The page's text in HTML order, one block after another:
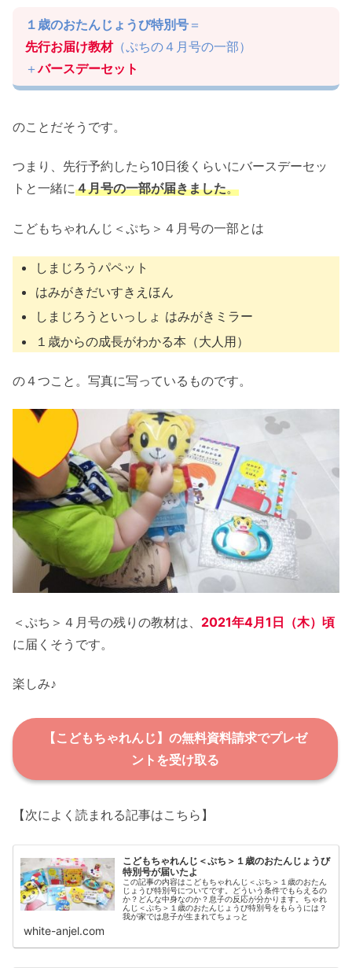
１歳のおたんじょうび特別号 ＝
先行お届け教材（ぷちの４月号の一部）
＋バースデーセット
のことだそうです。
つまり、先行予約したら10日後くらいにバースデーセッ
トと一緒に４月号の一部が届きました。
こどもちゃれんじ＜ぷち＞４月号の一部とは
しまじろうパペット
はみがきだいすきえほん
しまじろうといっしょ はみがきミラー
１歳からの成長がわかる本（大人用）
の４つこと。写真に写っているものです。
＜ぷち＞４月号の残りの教材は、 2021年4月1日（木） 頃
に届くそうです。
楽しみ♪
【こどもちゃれんじ】の無料資料請求でプレゼ
ントを受け取る
【次によく読まれる記事はこちら】
こどもちゃれんじ＜ぷち＞１歳のおたんじょうび
特別号が届いたよ
この記事の内容はこどもちゃれんじ＜ぷち＞１歳のおたん
じょうび特別号についてです。どういう条件でもらえるの
か？どんな中身なのか？息子の反応が分かります。ちゃれ
んじ＜ぷち＞１歳のおたんじょうび特別号をもらうには？
我が家では息子が生まれてちょっと
white-anjel.com